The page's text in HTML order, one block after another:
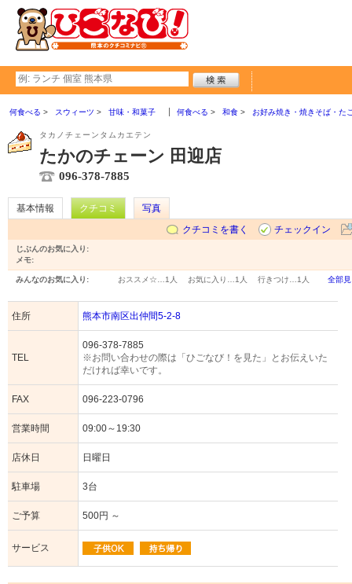
何食べる スウィーツ 甘味・和菓子 何食べる 和食 お好み焼き・焼きそば・た
タカノチェーンタムカエテン
たかのチェーン 田迎店
096-378-7885
基本情報 クチコミ
写真
クチコミを書く
チェックイン
じぶんのお気に入り:
メモ:
みんなのお気に入り: おススメ☆… 1人 お気に入り… 1人 行きつけ… 1人 全部
住所 熊本市南区出仲間5-2-8
TEL
096-378-7885
※お問い合わせの際は「ひごなび！を見た」とお伝えいた
だければ幸いです。
FAX 096-223-0796
営業時間 09:00～19:30
店休日 日曜日
駐車場 3台
ご予算 500円 ～
サービス